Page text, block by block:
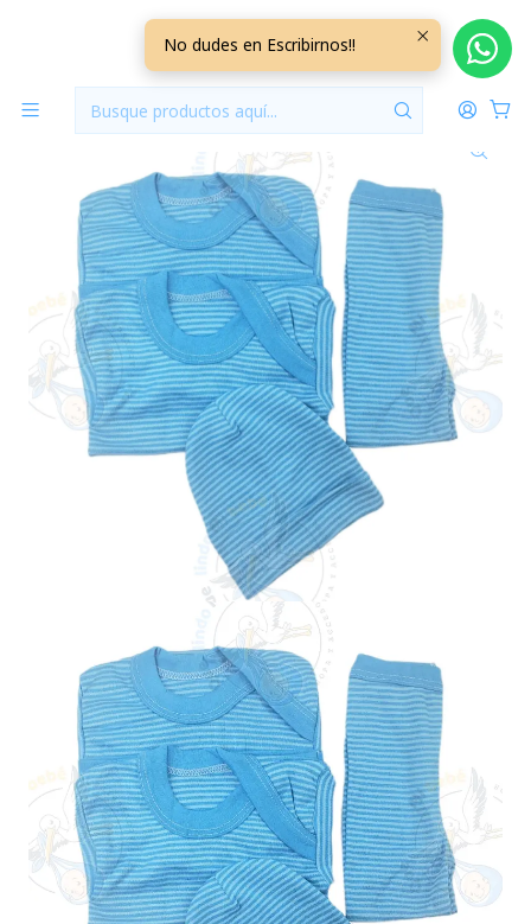
Ajuares 6/9 Meses Lisos/Rayados
Ajuar 4 Piezas Liso Talla 6/9 Meses Calipso Oscuro
Rayado
No dudes en Escribirnos!!